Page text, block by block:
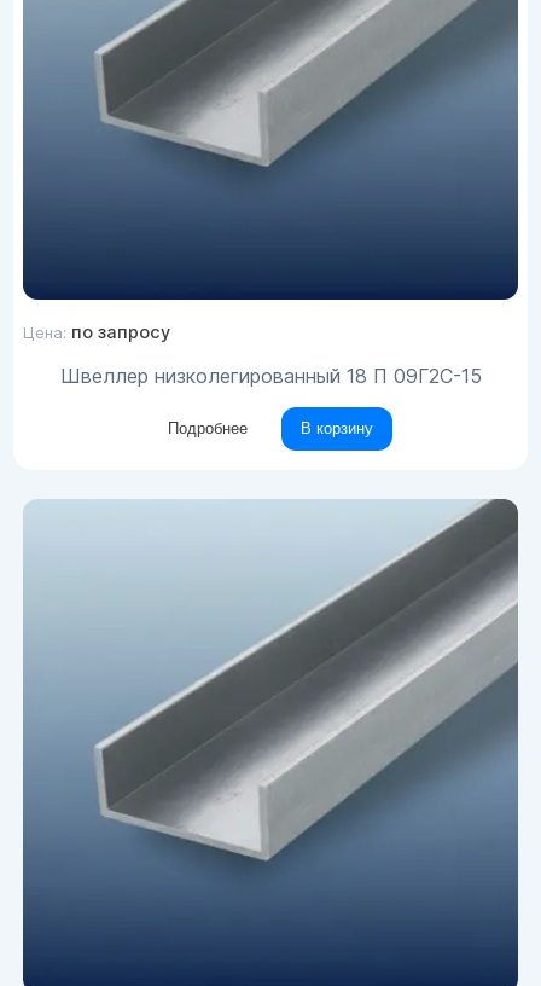
Цена: по запросу
Швеллер низколегированный 18 П 09Г2С-15
Подробнее В корзину